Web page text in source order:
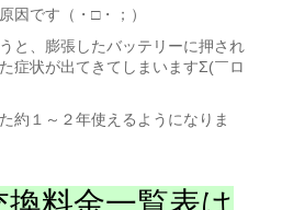
因です（・□・；）
と、膨張したバッテリーに押され
症状が出てきてしまいますΣ(￣ロ
約１～２年使えるようになりま